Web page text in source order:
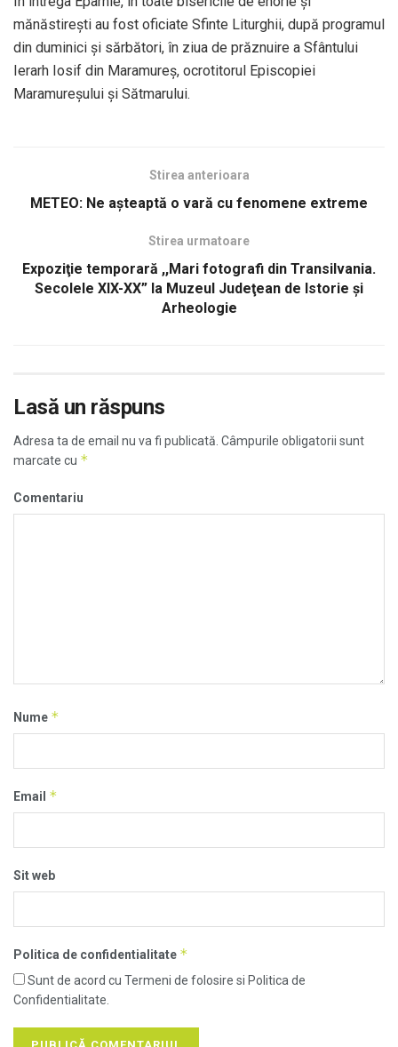
mănăstireşti au fost oficiate Sfinte Liturghii, după programul
din duminici şi sărbători, în ziua de prăznuire a Sfântului
Ierarh Iosif din Maramureş, ocrotitorul Episcopiei
Maramureşului şi Sătmarului.
Stirea anterioara
METEO: Ne așteaptă o vară cu fenomene extreme
Stirea urmatoare
Expoziţie temporară ,,Mari fotografi din Transilvania.
Secolele XIX-XX” la Muzeul Judeţean de Istorie şi
Arheologie
Lasă un răspuns
Adresa ta de email nu va fi publicată. Câmpurile obligatorii sunt
marcate cu *
Comentariu
Nume *
Email *
Sit web
Politica de confidentialitate *
Sunt de acord cu Termeni de folosire si Politica de
Confidentialitate.